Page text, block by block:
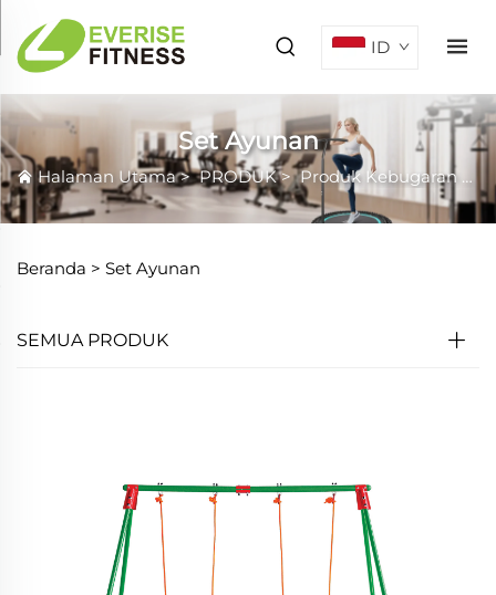
ID
Set Ayunan
Halaman Utama>PRODUK>Produk Kebugaran>
Beranda > Set Ayunan
SEMUA PRODUK